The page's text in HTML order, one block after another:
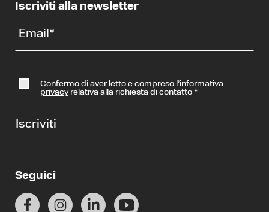
Iscriviti alla newsletter
Email*
Confermo di aver letto e compreso l’informativa
privacyrelativa alla richiesta di contatto *
Iscriviti
Seguici